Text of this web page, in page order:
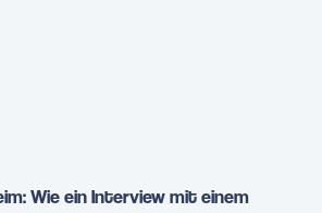
Wie ein Interview mit einem